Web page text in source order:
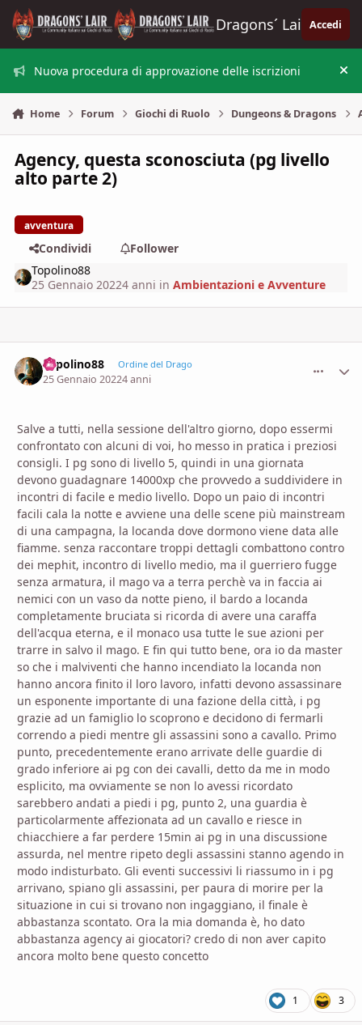
Vai al contenuto
Dragons´ Lair Accedi
Nuova procedura di approvazione delle iscrizioni
Home Forum Giochi di Ruolo Dungeons & Dragons
Agency, questa sconosciuta (pg livello
alto parte 2)
avventura
Condividi
Follower
Topolino88
25 Gennaio 20224 anni inAmbientazioni e Avventure
Topolino88 Ordine del Drago
25 Gennaio 20224 anni
Salve a tutti, nella sessione dell'altro giorno, dopo essermi
confrontato con alcuni di voi, ho messo in pratica i preziosi
consigli. I pg sono di livello 5, quindi in una giornata
devono guadagnare 14000xp che provvedo a suddividere in
incontri di facile e medio livello. Dopo un paio di incontri
facili cala la notte e avviene una delle scene più mainstream
di una campagna, la locanda dove dormono viene data alle
fiamme. senza raccontare troppi dettagli combattono contro
dei mephit, incontro di livello medio, ma il guerriero fugge
senza armatura, il mago va a terra perchè va in faccia ai
nemici con un vaso da notte pieno, il bardo a locanda
completamente bruciata si ricorda di avere una caraffa
dell'acqua eterna, e il monaco usa tutte le sue azioni per
trarre in salvo il mago. E fin qui tutto bene, ora io da master
so che i malviventi che hanno incendiato la locanda non
hanno ancora finito il loro lavoro, infatti devono assassinare
un esponente importante di una fazione della città, i pg
grazie ad un famiglio lo scoprono e decidono di fermarli
correndo a piedi mentre gli assassini sono a cavallo. Primo
punto, precedentemente erano arrivate delle guardie di
grado inferiore ai pg con dei cavalli, detto da me in modo
esplicito, ma ovviamente se non lo avessi ricordato
sarebbero andati a piedi i pg, punto 2, una guardia è
particolarmente affezionata ad un cavallo e riesce in
chiacchiere a far perdere 15min ai pg in una discussione
assurda, nel mentre ripeto degli assassini stanno agendo in
modo indisturbato. Gli eventi successivi li riassumo in i pg
arrivano, spiano gli assassini, per paura di morire per la
situazione in cui si trovano non ingaggiano, il finale è
abbastanza scontato. Ora la mia domanda è, ho dato
abbastanza agency ai giocatori? credo di non aver capito
ancora molto bene questo concetto
1 3